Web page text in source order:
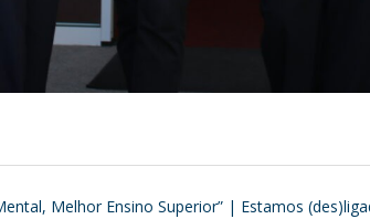
Melhor Ensino Superior” | Estamos